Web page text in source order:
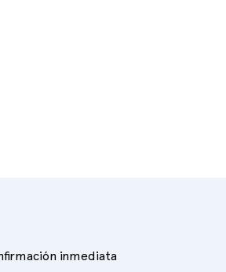
inmediata